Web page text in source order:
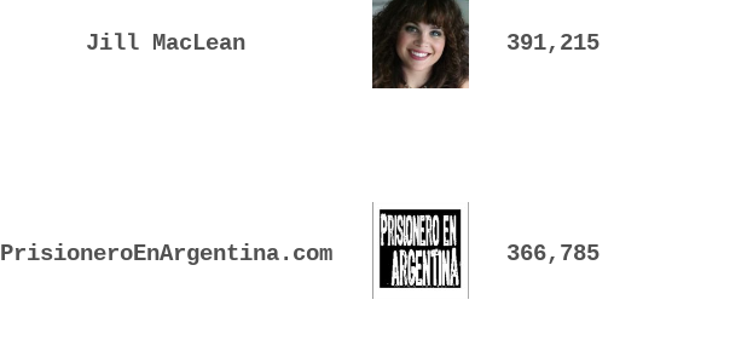
Jill MacLean 391,215
PrisioneroEnArgentina.com 366,785